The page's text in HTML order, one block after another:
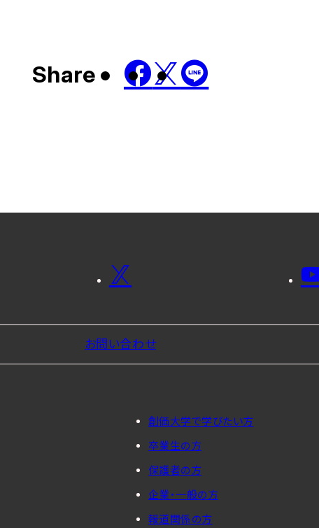
Share
お問い合わせ
創価大学で学びたい方
卒業生の方
保護者の方
企業・一般の方
報道関係の方